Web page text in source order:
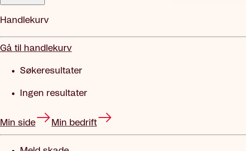
Handlekurv
Gå til handlekurv
Søkeresultater
Ingen resultater
Min side Min bedrift